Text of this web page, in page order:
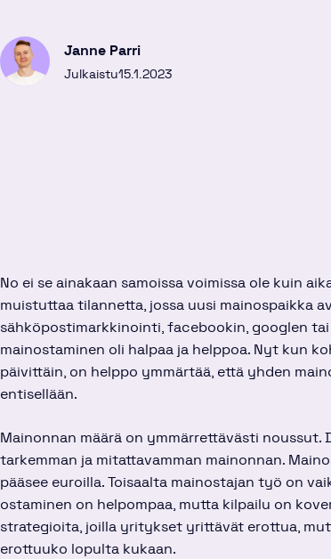
Janne Parri
Julkaistu15.1.2023
No ei se ainakaan samoissa voimissa ole kuin
muistuttaa tilannetta, jossa uusi mainospaikka
sähköpostimarkkinointi, facebookin, googlen
mainostaminen oli halpaa ja helppoa. Nyt kun
päivittäin, on helppo ymmärtää, että yhden
entisellään.
Mainonnan määrä on ymmärrettävästi
tarkemman ja mitattavamman mainonnan.
pääsee euroilla. Toisaalta mainostajan työ on
ostaminen on helpompaa, mutta kilpailu on
strategioita, joilla yritykset yrittävät erottua,
erottuuko lopulta kukaan.